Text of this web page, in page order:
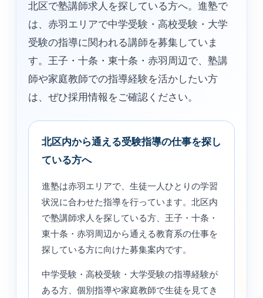
北区で塾講師求人を探している方へ。進塾で
は、赤羽エリアで中学受験・高校受験・大学
受験の指導に関われる講師を募集していま
す。王子・十条・東十条・赤羽周辺で、塾講
師や家庭教師での指導経験を活かしたい方
は、ぜひ採用情報をご確認ください。
北区内から通える受験指導の仕事を探し
ている方へ
進塾は赤羽エリアで、生徒一人ひとりの学習
状況に合わせた指導を行っています。北区内
で塾講師求人を探している方、王子・十条・
東十条・赤羽周辺から通える教育系の仕事を
探している方に向けた募集案内です。
中学受験・高校受験・大学受験の指導経験が
ある方、個別指導や家庭教師で生徒を見てき